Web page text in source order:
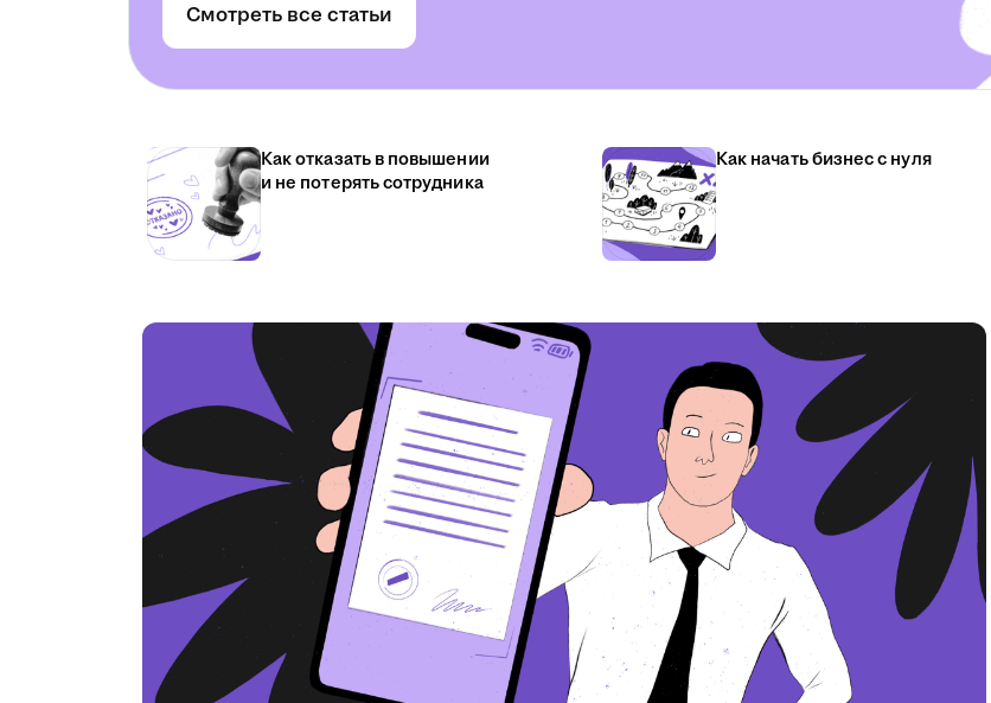
Смотреть все статьи
Как отказать в повышении
и не потерять сотрудника
Как начать бизнес с нуля